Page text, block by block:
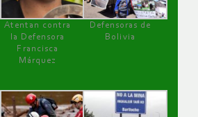
Atentan contra
la Defensora
Francisca
Márquez
Defensoras de
Bolivia